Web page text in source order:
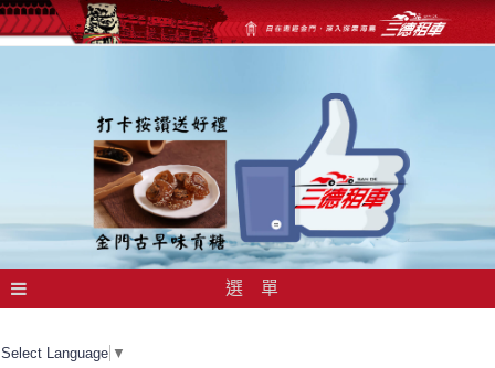
選 單
Select Language ▼